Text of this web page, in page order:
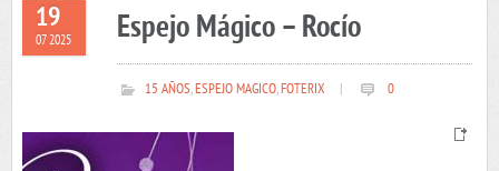
19
07 2025 Espejo Mágico – Rocío
15 AÑOS,ESPEJO MAGICO,FOTERIX 0